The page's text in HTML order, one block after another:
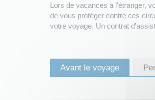
Lors de vacances à l'étranger,
de vous protéger contre ces
votre voyage. Un contrat
Avant le voyage